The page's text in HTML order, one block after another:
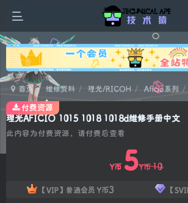
广告
首页 维修资料 理光/RICOH Aficio系列
理光AFICIO 1015 1018 1018d维修手册中文
此内容为付费资源，请付费后查看
Y币 5Y币10
【VIP】普通会员 Y币3 【
付费资源